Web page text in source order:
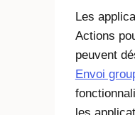
Les
Actions
peuvent
Envoi